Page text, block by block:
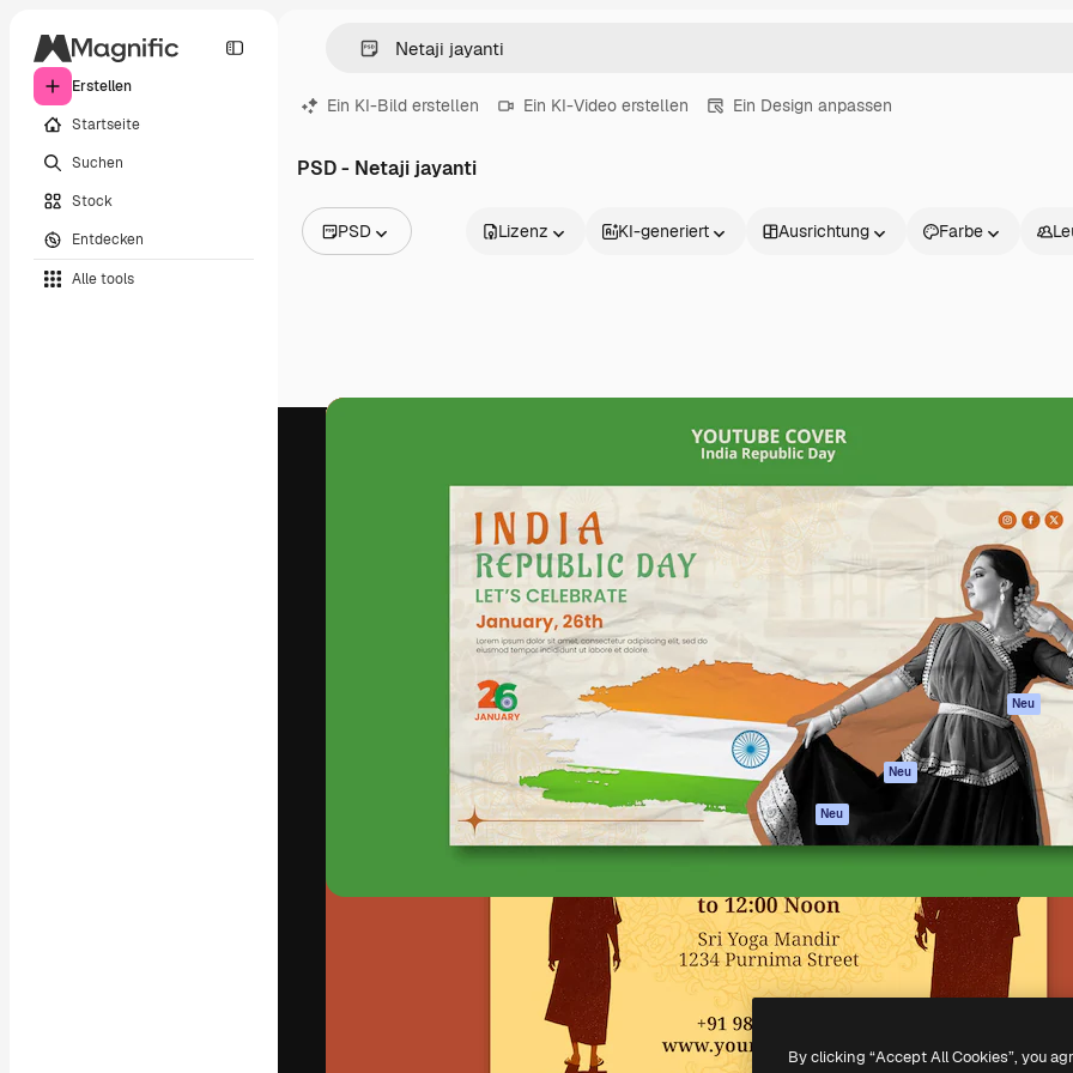
Erstellen
Startseite
Suchen
Stock
Entdecken
Alle tools
Ein KI-Bild erstellen Ein KI-Video erstellen Ein Design anpassen
PSD - Netaji jayanti
PSD
Videos
Lizenz KI-generiert Ausrichtung Farbe
Die kreative Plattform, um deine beste
Arbeit zu verwirklichen. Mehr als 1 Million
Abonnenten unter Kreativen, Unternehmen,
Agenturen und Studios.
Produkte
Spaces
KI-Videogenerator
KI-
Stimmengenerator
Stock-Inhalte
MCP für
Claude/ChatGPT
Neu
Agenten Neu
API
Alle Magnific-Tools
Loslegen
Academy
Dokumentation
Support
AGB
Originale Neu
Cookie-Richtlinie
Vertrauenszentrum
Partner
Unternehmen
2026 Freepik Company S.L.U.Alle Rechte vorbehalten .
By clicking “Accept All Cookies”, you